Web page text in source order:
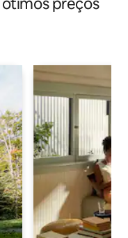
preços